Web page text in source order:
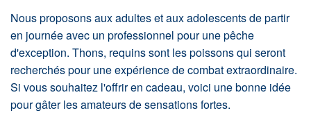
Nous proposons aux adultes et aux adolescents de partir
en journée avec un professionnel pour une pêche
d'exception. Thons, requins sont les poissons qui seront
recherchés pour une expérience de combat extraordinaire.
Si vous souhaitez l'offrir en cadeau, voici une bonne idée
pour gâter les amateurs de sensations fortes.